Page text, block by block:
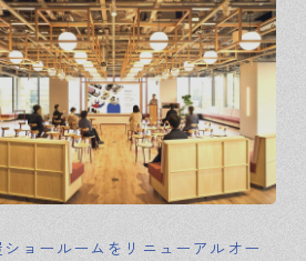
ョールームをリニューアルオー